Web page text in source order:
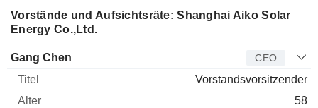
Vorstände und Aufsichtsräte: Shanghai Aiko Solar
Energy Co.,Ltd.
Manager Titel
Gang Chen CEO
Vorstandsvorsitzender
58